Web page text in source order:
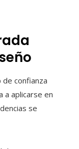
de confianza
a aplicarse en
se